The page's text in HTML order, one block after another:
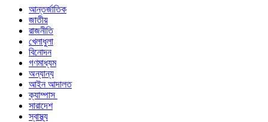
আন্তর্জাতিক
জাতীয়
রাজনীতি
খেলাধুলা
বিনোদন
গণমাধ্যম
অন্যান্য
আইন আদালত
ক্যাম্পাস
সারাদেশ
স্বাস্থ্য